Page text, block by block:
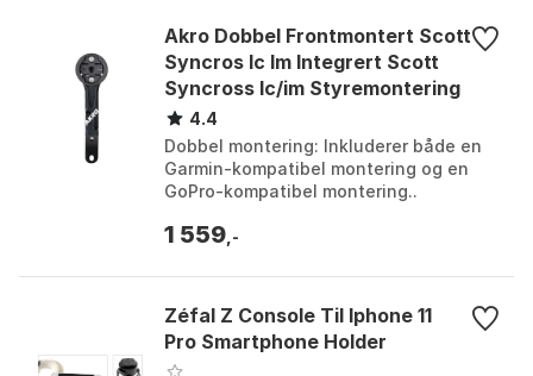
Akro Dobbel Frontmontert Scott
Syncros Ic Im Integrert Scott
Syncross Ic/im Styremontering
For Sykling
4.4
Dobbel montering: Inkluderer både en
Garmin-kompatibel montering og en
GoPro-kompatibel montering..
Wahoo, Bryton).. Materi...
1 559 ,-
Zéfal Z Console Til Iphone 11
Pro Smartphone Holder